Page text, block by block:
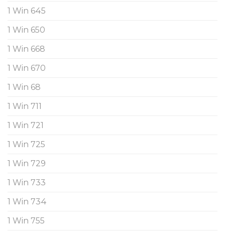
1 Win 645
1 Win 650
1 Win 668
1 Win 670
1 Win 68
1 Win 711
1 Win 721
1 Win 725
1 Win 729
1 Win 733
1 Win 734
1 Win 755